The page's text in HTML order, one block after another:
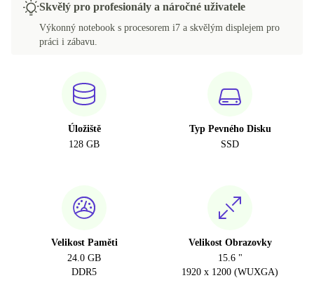
Skvělý pro profesionály a náročné uživatele
Výkonný notebook s procesorem i7 a skvělým displejem pro
práci i zábavu.
Úložiště
128 GB
Typ Pevného Disku
SSD
Velikost Paměti
24.0 GB
DDR5
Velikost Obrazovky
15.6 "
1920 x 1200 (WUXGA)